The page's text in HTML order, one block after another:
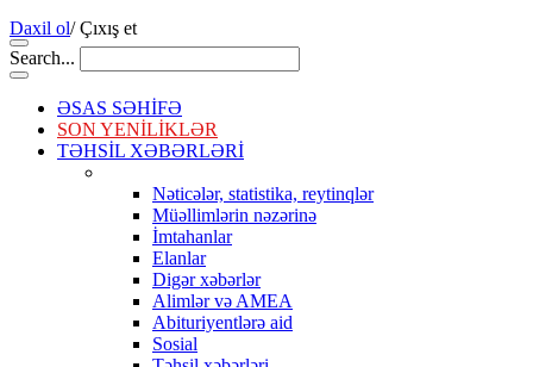
Daxil ol/Çıxış et
Search...
ƏSAS SƏHİFƏ
SON YENİLİKLƏR
TƏHSİL XƏBƏRLƏRİ
Nəticələr, statistika, reytinqlər
Müəllimlərin nəzərinə
İmtahanlar
Elanlar
Digər xəbərlər
Alimlər və AMEA
Abituriyentlərə aid
Sosial